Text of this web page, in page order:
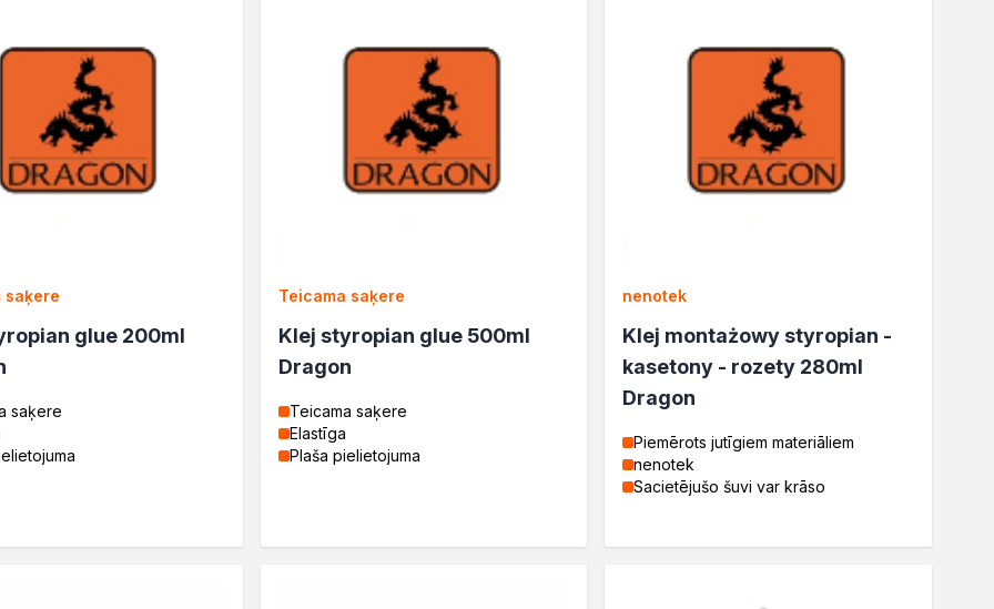
saķere
glue 200ml
saķere
Teicama saķere
Klej styropian glue 500ml
Dragon
Teicama saķere
Elastīga
Plaša pielietojuma
nenotek
Klej montażowy styropian -
kasetony - rozety 280ml
Dragon
Piemērots jutīgiem materiāliem
nenotek
Sacietējušo šuvi var krāso